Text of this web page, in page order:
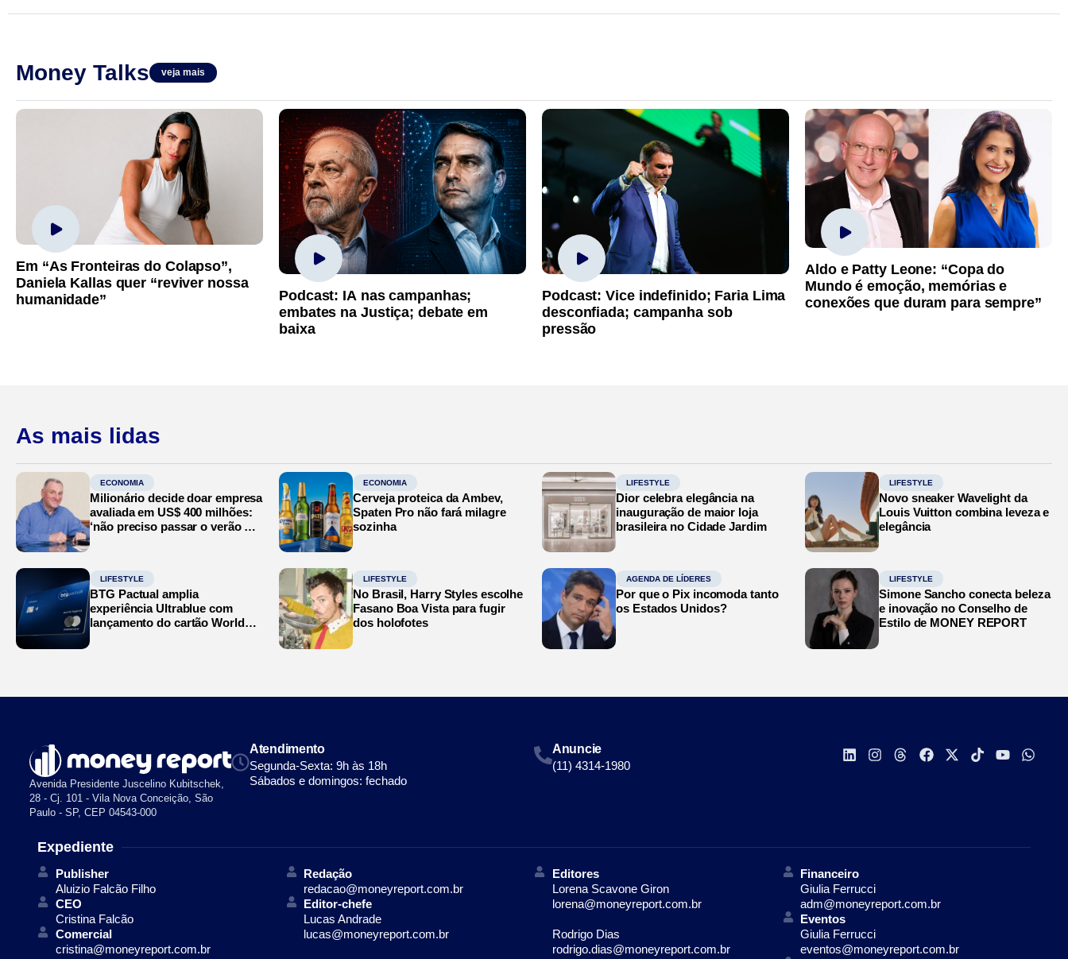
Money Talks veja mais
Em “As Fronteiras do Colapso”,
Daniela Kallas quer “reviver nossa
humanidade”
Podcast: IA nas campanhas;
embates na Justiça; debate em
baixa
Podcast: Vice indefinido; Faria Lima
desconfiada; campanha sob
pressão
Aldo e Patty Leone: “Copa do
Mundo é emoção, memórias e
conexões que duram para sempre”
As mais lidas
ECONOMIA
Milionário decide doar empresa
avaliada em US$ 400 milhões:
‘não preciso passar o verão no
ECONOMIA
Cerveja proteica da Ambev,
Spaten Pro não fará milagre
sozinha
LIFESTYLE
Dior celebra elegância na
inauguração de maior loja
brasileira no Cidade Jardim
LIFESTYLE
Novo sneaker Wavelight da
Louis Vuitton combina leveza e
elegância
LIFESTYLE
BTG Pactual amplia
experiência Ultrablue com
lançamento do cartão World
LIFESTYLE
No Brasil, Harry Styles escolhe
Fasano Boa Vista para fugir
dos holofotes
AGENDA DE LÍDERES
Por que o Pix incomoda tanto
os Estados Unidos?
LIFESTYLE
Simone Sancho conecta beleza
e inovação no Conselho de
Estilo de MONEY REPORT
Avenida Presidente Juscelino Kubitschek,
28 - Cj. 101 - Vila Nova Conceição, São
Paulo - SP, CEP 04543-000
Atendimento
Segunda-Sexta: 9h às 18h
Sábados e domingos: fechado
Anuncie
(11) 4314-1980
Expediente
Publisher
Aluizio Falcão Filho
CEO
Cristina Falcão
Comercial
cristina@moneyreport.com.br
Redação
redacao@moneyreport.com.br
Editor-chefe
Lucas Andrade
lucas@moneyreport.com.br
Editores
Lorena Scavone Giron
lorena@moneyreport.com.br
Rodrigo Dias
rodrigo.dias@moneyreport.com.br
Financeiro
Giulia Ferrucci
adm@moneyreport.com.br
Eventos
Giulia Ferrucci
eventos@moneyreport.com.br